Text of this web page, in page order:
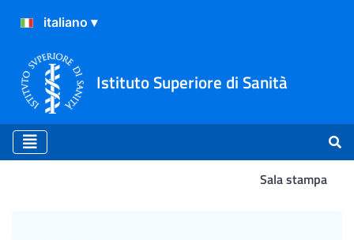
Istituto Superiore di Sanità
Sala stampa